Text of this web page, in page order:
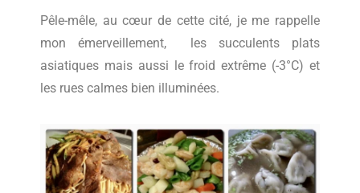
Pêle-mêle, au cœur de cette cité, je me rappelle
mon émerveillement, les succulents plats
asiatiques mais aussi le froid extrême (-3°C) et
les rues calmes bien illuminées.